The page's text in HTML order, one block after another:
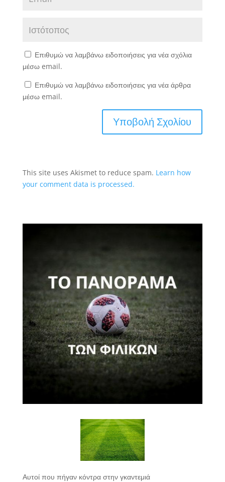
Επιθυμώ να λαμβάνω ειδοποιήσεις για νέα σχόλια
μέσω email.
Επιθυμώ να λαμβάνω ειδοποιήσεις για νέα άρθρα
μέσω email.
This site uses Akismet to reduce spam. Learn how
your comment data is processed.
Αυτοί που πήγαν κόντρα στην γκαντεμιά